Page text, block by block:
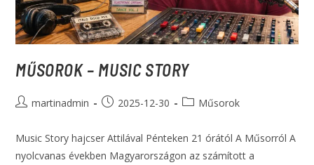
MŰSOROK – MUSIC STORY
martinadmin 2025-12-30 Műsorok
Music Story hajcser Attilával Pénteken 21 órától A Műsorról A
nyolcvanas években Magyarországon az számított a